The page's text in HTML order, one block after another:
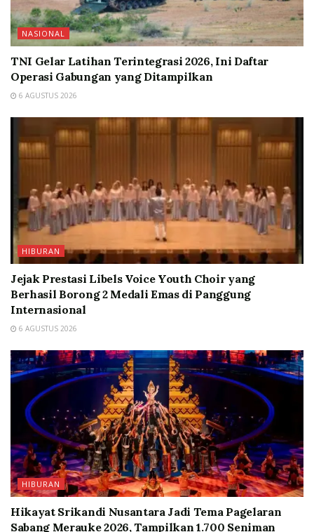
NASIONAL
TNI Gelar Latihan Terintegrasi 2026, Ini Daftar
Operasi Gabungan yang Ditampilkan
6 AGUSTUS 2026
HIBURAN
Jejak Prestasi Libels Voice Youth Choir yang
Berhasil Borong 2 Medali Emas di Panggung
Internasional
6 AGUSTUS 2026
HIBURAN
Hikayat Srikandi Nusantara Jadi Tema Pagelaran
Sabang Merauke 2026, Tampilkan 1.700 Seniman